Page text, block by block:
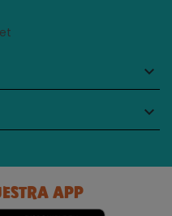
keyboard_arrow_down
keyboard_arrow_down
APP